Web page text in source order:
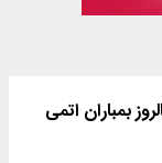
بمباران اتمی